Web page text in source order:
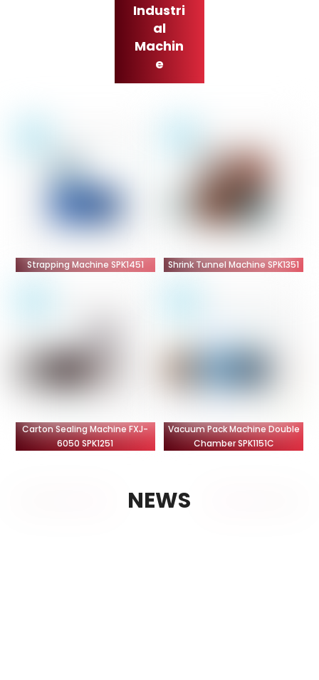
Industri
al
Machin
e
Strapping Machine SPK1451 Shrink Tunnel Machine SPK1351
Carton Sealing Machine FXJ-
6050 SPK1251
Vacuum Pack Machine Double
Chamber SPK1151C
NEWS